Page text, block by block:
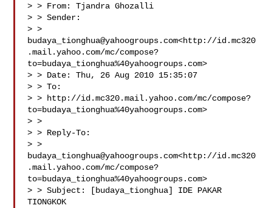
> > From: Tjandra Ghozalli
> > Sender:
budaya_tionghua@yahoogroups.com<http://id.mc320
.mail.yahoo.com/mc/compose?
to=budaya_tionghua%40yahoogroups.com>
> > Date: Thu, 26 Aug 2010 15:35:07
> > To:
> > http://id.mc320.mail.yahoo.com/mc/compose?
to=budaya_tionghua%40yahoogroups.com>
> >
> > Reply-To:
budaya_tionghua@yahoogroups.com<http://id.mc320
.mail.yahoo.com/mc/compose?
to=budaya_tionghua%40yahoogroups.com>
> > Subject: [budaya_tionghua] IDE PAKAR
TIONGKOK